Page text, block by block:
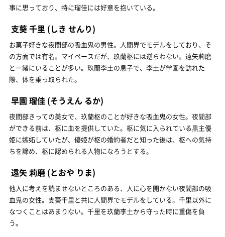
事に思っており、特に瑠佳には好意を抱いている。
支葵 千里 (しき せんり)
お菓子好きな夜間部の吸血鬼の男性。人間界でモデルをしており、そ
の方面では有名。マイペースだが、玖蘭枢には逆らわない。遠矢莉磨
と一緒にいることが多い。玖蘭李土の息子で、李土が学園を訪れた
際、体を乗っ取られた。
早園 瑠佳 (そうえん るか)
夜間部きっての美女で、玖蘭枢のことが好きな吸血鬼の女性。夜間部
ができる前は、枢に血を提供していた。枢に気に入られている黒主優
姫に嫉妬していたが、優姫が枢の婚約者だと知った後は、枢への気持
ちを諦め、枢に認められる人物になろうとする。
遠矢 莉磨 (とおや りま)
他人に考えを読ませないところのある、人に心を開かない夜間部の吸
血鬼の女性。支葵千里と共に人間界でモデルをしている。千里以外に
なつくことはあまりない。千里を玖蘭李土から守った時に重傷を負
う。